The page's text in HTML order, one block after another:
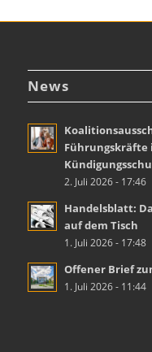
News
Führungskräfte
2. Juli 2026 - 17:46
Handelsblatt:
auf dem Tisch
1. Juli 2026 - 17:48
Offener Brief
1. Juli 2026 - 11:44